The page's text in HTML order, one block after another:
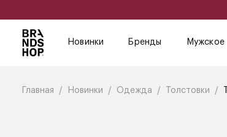
Новинки Бренды Мужское
Главная Новинки Одежда Толстовки